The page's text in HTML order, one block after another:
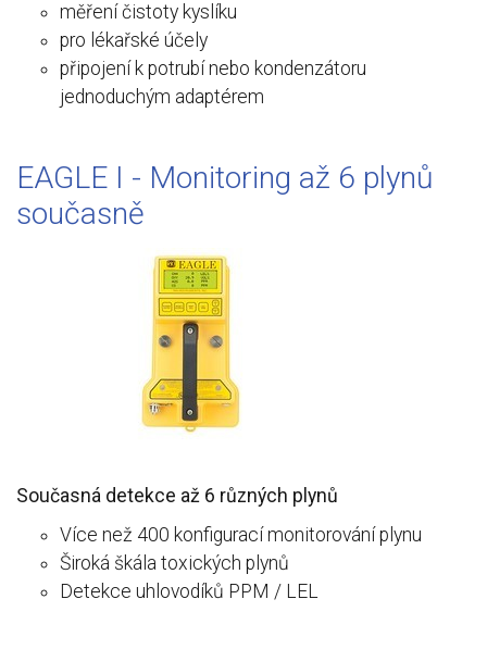
měření čistoty kyslíku
pro lékařské účely
připojení k potrubí nebo kondenzátoru
jednoduchým adaptérem
EAGLE I - Monitoring až 6 plynů
současně
Současná detekce až 6 různých plynů
Více než 400 konfigurací monitorování plynu
Široká škála toxických plynů
Detekce uhlovodíků PPM / LEL